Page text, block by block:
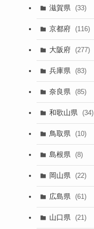
滋賀県 (33)
京都府 (116)
大阪府 (277)
兵庫県 (83)
奈良県 (85)
和歌山県 (34)
鳥取県 (10)
島根県 (8)
岡山県 (22)
広島県 (61)
山口県 (21)